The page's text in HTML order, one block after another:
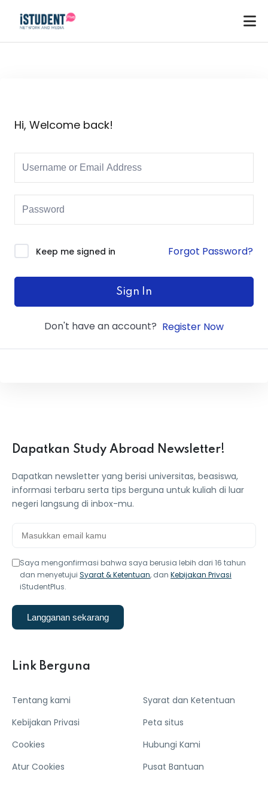
Hi, Welcome back!
Keep me signed in Forgot Password?
Sign In
Don't have an account? Register Now
Dapatkan Study Abroad Newsletter!
Dapatkan newsletter yang berisi universitas, beasiswa,
informasi terbaru serta tips berguna untuk kuliah di luar
negeri langsung di inbox-mu.
Saya mengonfirmasi bahwa saya berusia lebih dari 16 tahun
dan menyetujui Syarat & Ketentuan, dan Kebijakan Privasi
iStudentPlus.
Langganan sekarang
Link Berguna
Tentang kami
Kebijakan Privasi
Cookies
Atur Cookies
Syarat dan Ketentuan
Peta situs
Hubungi Kami
Pusat Bantuan